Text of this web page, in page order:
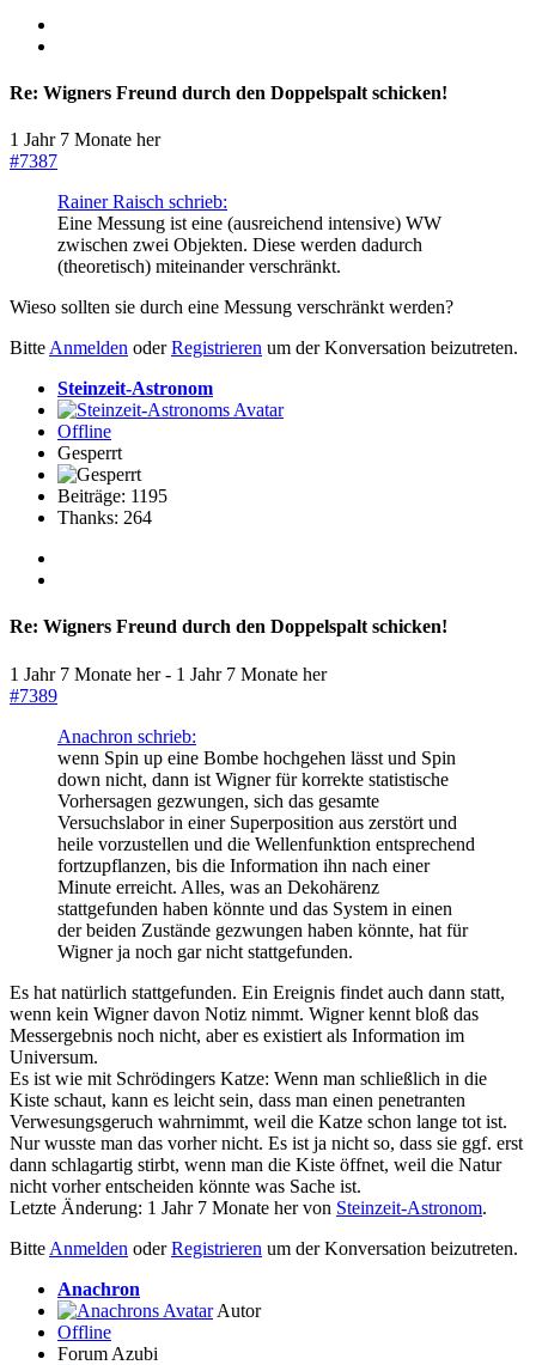
Re: Wigners Freund durch den Doppelspalt schicken!
1 Jahr 7 Monate her
#7387
Rainer Raisch schrieb:
Eine Messung ist eine (ausreichend intensive) WW
zwischen zwei Objekten. Diese werden dadurch
(theoretisch) miteinander verschränkt.
Wieso sollten sie durch eine Messung verschränkt werden?
Bitte Anmelden oderRegistrieren um der Konversation beizutreten.
Steinzeit-Astronom
Offline
Gesperrt
Beiträge: 1195
Thanks: 264
Re: Wigners Freund durch den Doppelspalt schicken!
1 Jahr 7 Monate her- 1 Jahr 7 Monate her
#7389
Anachron schrieb:
wenn Spin up eine Bombe hochgehen lässt und Spin
down nicht, dann ist Wigner für korrekte statistische
Vorhersagen gezwungen, sich das gesamte
Versuchslabor in einer Superposition aus zerstört und
heile vorzustellen und die Wellenfunktion entsprechend
fortzupflanzen, bis die Information ihn nach einer
Minute erreicht. Alles, was an Dekohärenz
stattgefunden haben könnte und das System in einen
der beiden Zustände gezwungen haben könnte, hat für
Wigner ja noch gar nicht stattgefunden.
Es hat natürlich stattgefunden. Ein Ereignis findet auch dann statt,
wenn kein Wigner davon Notiz nimmt. Wigner kennt bloß das
Messergebnis noch nicht, aber es existiert als Information im
Universum.
Es ist wie mit Schrödingers Katze: Wenn man schließlich in die
Kiste schaut, kann es leicht sein, dass man einen penetranten
Verwesungsgeruch wahrnimmt, weil die Katze schon lange tot ist.
Nur wusste man das vorher nicht. Es ist ja nicht so, dass sie ggf. erst
dann schlagartig stirbt, wenn man die Kiste öffnet, weil die Natur
nicht vorher entscheiden könnte was Sache ist.
Letzte Änderung: 1 Jahr 7 Monate her von Steinzeit-Astronom.
Bitte Anmelden oderRegistrieren um der Konversation beizutreten.
Anachron
Autor
Offline
Forum Azubi